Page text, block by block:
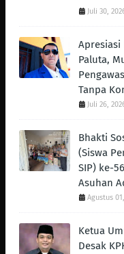
Juli 30,
Apresiasi
Paluta,
Tanpa
Juli 26,
Bhakti
(Siswa
SIP) ke-
Asuhan
Agustus
Ketua
Desak